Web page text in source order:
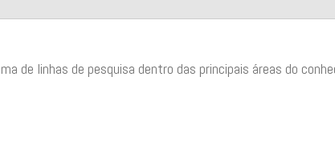
de linhas de pesquisa dentro das principais áreas do